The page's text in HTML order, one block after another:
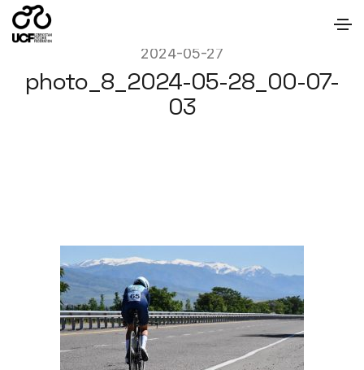
2024-05-27
photo_8_2024-05-28_00-07-
03